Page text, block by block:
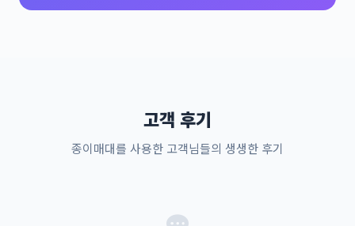
고객 후기
종이매대를 사용한 고객님들의 생생한 후기